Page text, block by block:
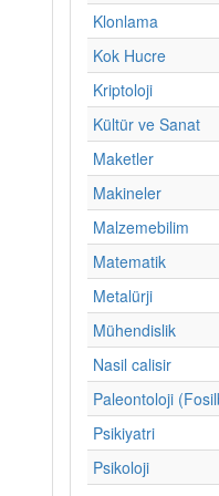
Klonlama
Kok Hucre
Kriptoloji
Kültür ve Sanat
Maketler
Makineler
Malzemebilim
Matematik
Metalürji
Mühendislik
Nasil calisir
Paleontoloji
Psikiyatri
Psikoloji